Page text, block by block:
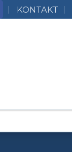
KONTAKT